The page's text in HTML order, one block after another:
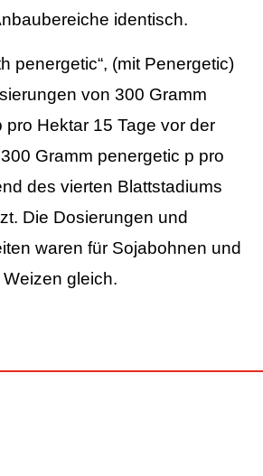
identisch.
penergetic“, (mit Penergetic)
von 300 Gramm
pro Hektar 15 Tage vor der
Gramm penergetic p pro
des vierten Blattstadiums
Die Dosierungen und
waren für Sojabohnen und
Weizen gleich.